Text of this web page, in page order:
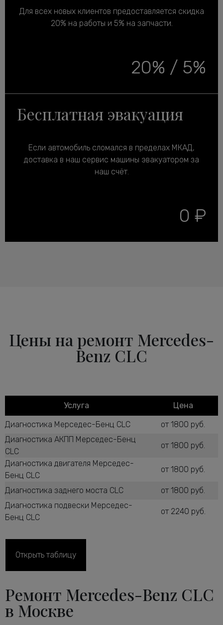
Для всех новых клиентов предоставляется скидка
20% на работы и 5% на запчасти.
20% / 5%
Бесплатная эвакуация
Если автомобиль сломался в пределах МКАД,
доставка в наш сервис машины эвакуатором за
наш счёт.
0 ₽
Цены на ремонт Mercedes-
Benz CLC
Услуга
Цена
Диагностика Мерседес-Бенц CLC
от 1800 руб.
Диагностика АКПП Мерседес-Бенц
CLC
от 1800 руб.
Диагностика двигателя Мерседес-
Бенц CLC
от 1800 руб.
Диагностика заднего моста CLC
от 1800 руб.
Диагностика подвески Мерседес-
Бенц CLC
от 2240 руб.
двигателя CLC
Диагностика тормозной системы
Диагностика ходовой части
Мерседес-Бенц CLC
от 2240 руб.
Диагностика электрики автомобиля
Открыть таблицу
Ремонт Mercedes-Benz CLC
в Москве